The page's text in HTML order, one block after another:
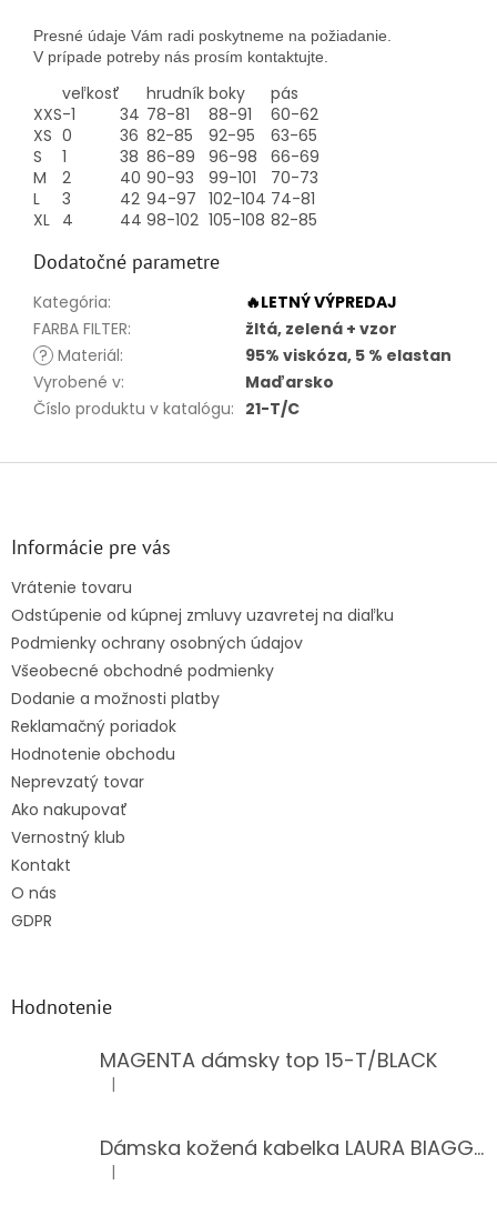
Presné údaje Vám radi poskytneme na požiadanie.
V prípade potreby nás prosím kontaktujte.
veľkosť hrudník boky
pás
XXS-1 34 78-81 88-91
60-62
XS 0 36 82-85 92-95
63-65
S
1 38 86-89 96-98
66-69
M
2 40 90-93 99-101
70-73
L
3 42 94-97 102-104 74-81
XL 4 44 98-102 105-108 82-85
Dodatočné parametre
Kategória:
🔥LETNÝ VÝPREDAJ
FARBA FILTER:
žltá, zelená + vzor
? Materiál:
95% viskóza, 5 % elastan
Vyrobené v:
Maďarsko
Číslo produktu v katalógu: 21-T/C
Z
Informácie pre vás
Vrátenie tovaru
Odstúpenie od kúpnej zmluvy uzavretej na diaľku
Podmienky ochrany osobných údajov
Všeobecné obchodné podmienky
Dodanie a možnosti platby
Reklamačný poriadok
Hodnotenie obchodu
Neprevzatý tovar
Ako nakupovať
Vernostný klub
Kontakt
O nás
GDPR
Hodnotenie
MAGENTA dámsky top 15-T/BLACK
Hodnotenie produktu je 5 z 5 hviezdičiek.
|
Dámska kožená kabelka LAURA BIAGGI 944-PINK
Hodnotenie produktu je 5 z 5 hviezdičiek.
|